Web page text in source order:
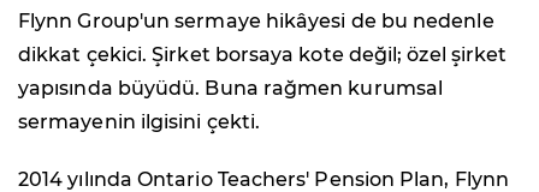
Flynn Group'un sermaye hikâyesi de bu nedenle
dikkat çekici. Şirket borsaya kote değil; özel şirket
yapısında büyüdü. Buna rağmen kurumsal
sermayenin ilgisini çekti.
2014 yılında Ontario Teachers' Pension Plan, Flynn